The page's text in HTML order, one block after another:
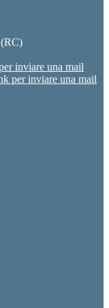
inviare una mail
per inviare una mail